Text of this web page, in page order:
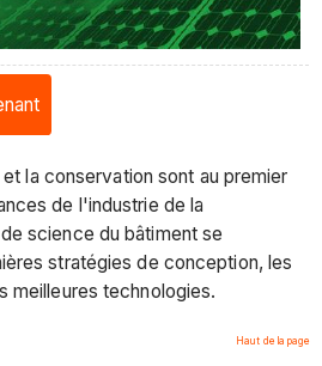
la conservation sont au premier
de l'industrie de la
science du bâtiment se
stratégies de conception, les
meilleures technologies.
Haut de la page